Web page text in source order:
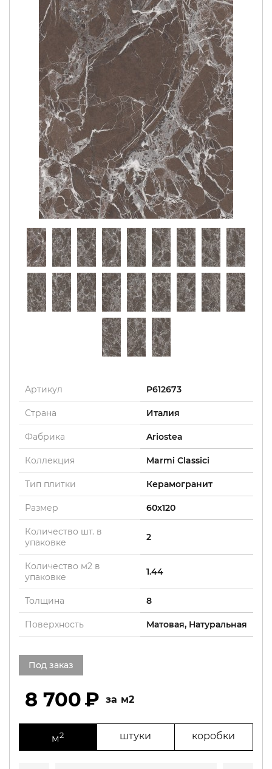
Артикул P612673
Страна Италия
Фабрика Ariostea
Коллекция Marmi Classici
Тип плитки Керамогранит
Размер 60x120
Количество шт. в
упаковке
2
Количество м2 в
упаковке
1.44
Толщина 8
Поверхность Матовая, Натуральная
Под заказ
8 700 м2
м2 штуки коробки